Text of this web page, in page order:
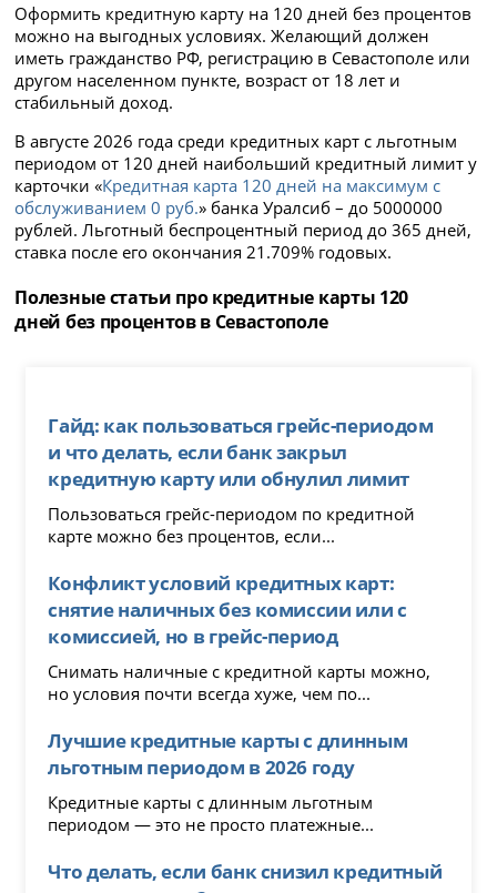
Оформить кредитную карту на 120 дней без процентов
можно на выгодных условиях. Желающий должен
иметь гражданство РФ, регистрацию в Севастополе или
другом населенном пункте, возраст от 18 лет и
стабильный доход.
В августе 2026 года среди кредитных карт с льготным
периодом от 120 дней наибольший кредитный лимит у
карточки «Кредитная карта 120 дней на максимум с
обслуживанием 0 руб.» банка Уралсиб – до 5000000
рублей. Льготный беспроцентный период до 365 дней,
ставка после его окончания 21.709% годовых.
Полезные статьи про кредитные карты 120
дней без процентов в Севастополе
Гайд: как пользоваться грейс-периодом
и что делать, если банк закрыл
кредитную карту или обнулил лимит
Пользоваться грейс-периодом по кредитной
карте можно без процентов, если...
Конфликт условий кредитных карт:
снятие наличных без комиссии или с
комиссией, но в грейс-период
Снимать наличные с кредитной карты можно,
но условия почти всегда хуже, чем по...
Лучшие кредитные карты с длинным
льготным периодом в 2026 году
Кредитные карты с длинным льготным
периодом — это не просто платежные...
Что делать, если банк снизил кредитный